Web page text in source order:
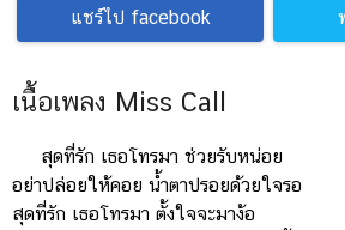
แชร์ไป facebook
เนื้อเพลง Miss Call
สุดที่รัก เธอโทรมา ช่วยรับหน่อย
อย่าปล่อยให้คอย น้ำตาปรอยด้วยใจรอ
สุดที่รัก เธอโทรมา ตั้งใจจะมาง้อ